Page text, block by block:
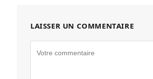
LAISSER UN COMMENTAIRE